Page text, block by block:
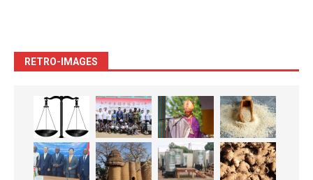
RETRO-IMAGES